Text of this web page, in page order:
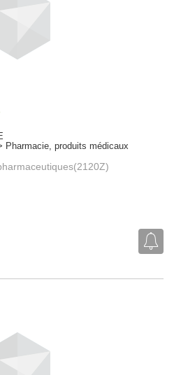
Pharmacie, produits médicaux